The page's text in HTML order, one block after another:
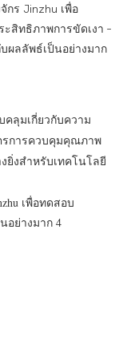
คลุมเกี่ยวกับความ
รการควบคุมคุณภาพ
ยิ่งสำหรับเทคโนโลยี